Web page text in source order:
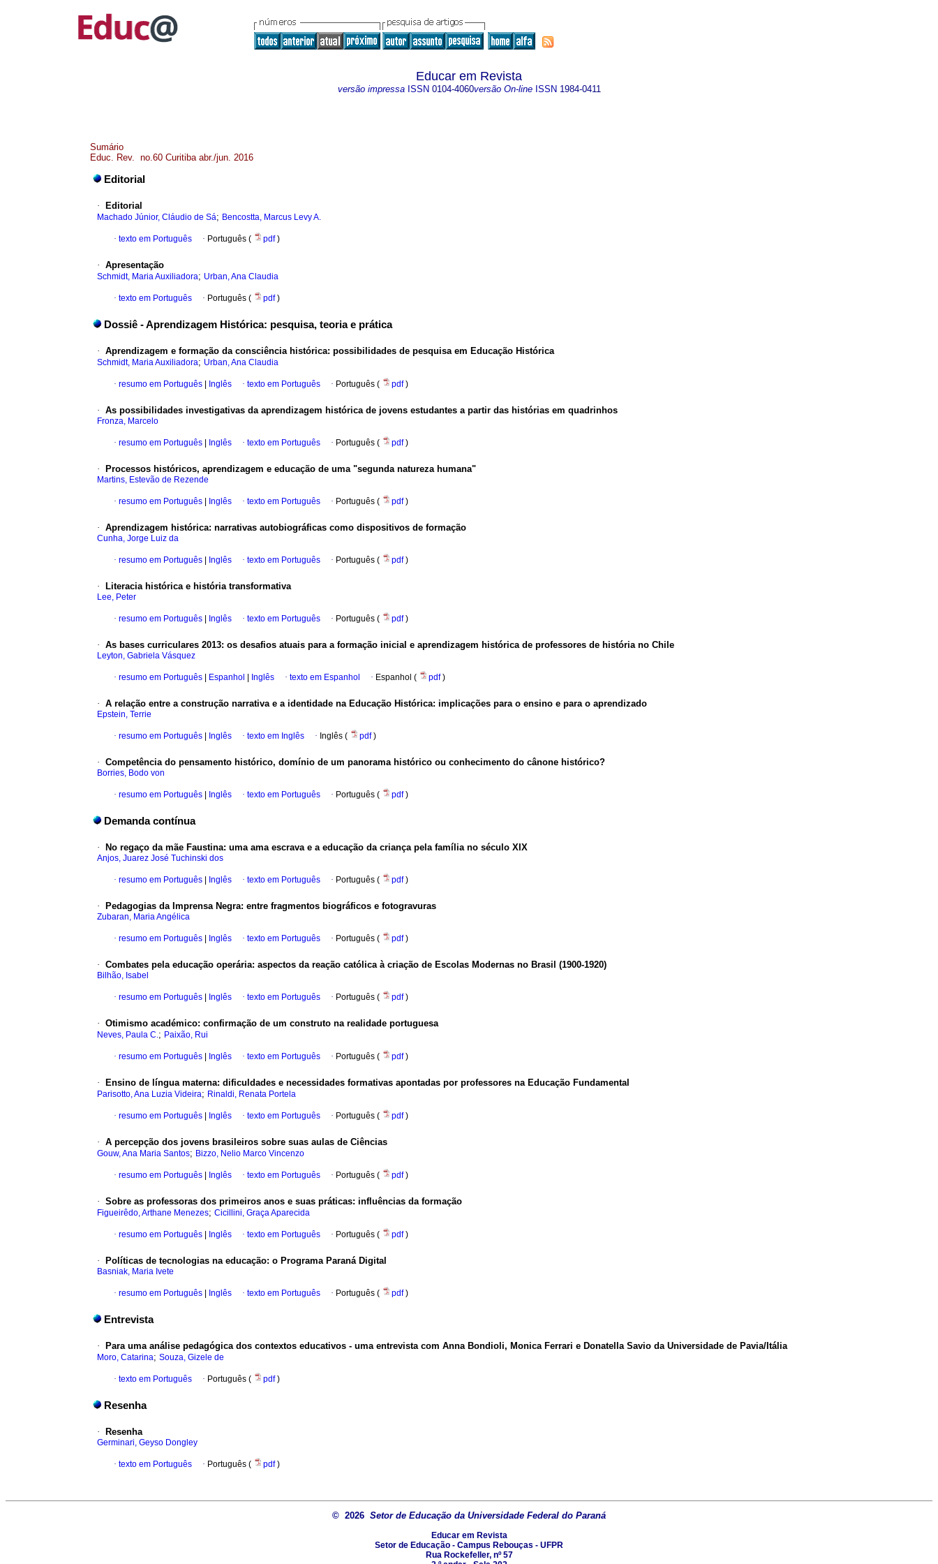
Educar em Revista
versão impressaISSN 0104-4060versão On-lineISSN 1984-0411
Sumário
Educ. Rev. no.60 Curitiba abr./jun. 2016
Editorial
· Editorial
Machado Júnior, Cláudio de Sá; Bencostta, Marcus Levy A.
· texto em Português · Português ( pdf)
· Apresentação
Schmidt, Maria Auxiliadora; Urban, Ana Claudia
· texto em Português · Português ( pdf)
Dossiê - Aprendizagem Histórica: pesquisa, teoria e prática
· Aprendizagem e formação da consciência histórica: possibilidades de pesquisa em Educação Histórica
Schmidt, Maria Auxiliadora; Urban, Ana Claudia
· resumo em Português Inglês · texto em Português · Português ( pdf)
· As possibilidades investigativas da aprendizagem histórica de jovens estudantes a partir das histórias em quadrinhos
Fronza, Marcelo
· resumo em Português Inglês · texto em Português · Português ( pdf)
· Processos históricos, aprendizagem e educação de uma "segunda natureza humana"
Martins, Estevão de Rezende
· resumo em Português Inglês · texto em Português · Português ( pdf)
· Aprendizagem histórica: narrativas autobiográficas como dispositivos de formação
Cunha, Jorge Luiz da
· resumo em Português Inglês · texto em Português · Português ( pdf)
· Literacia histórica e história transformativa
Lee, Peter
· resumo em Português Inglês · texto em Português · Português ( pdf)
· As bases curriculares 2013: os desafios atuais para a formação inicial e aprendizagem histórica de professores de história no Chile
Leyton, Gabriela Vásquez
· resumo em Português Espanhol Inglês · texto em Espanhol · Espanhol ( pdf)
· A relação entre a construção narrativa e a identidade na Educação Histórica: implicações para o ensino e para o aprendizado
Epstein, Terrie
· resumo em Português Inglês · texto em Inglês · Inglês ( pdf)
· Competência do pensamento histórico, domínio de um panorama histórico ou conhecimento do cânone histórico?
Borries, Bodo von
· resumo em Português Inglês · texto em Português · Português ( pdf)
Demanda contínua
· No regaço da mãe Faustina: uma ama escrava e a educação da criança pela família no século XIX
Anjos, Juarez José Tuchinski dos
· resumo em Português Inglês · texto em Português · Português ( pdf)
· Pedagogias da Imprensa Negra: entre fragmentos biográficos e fotogravuras
Zubaran, Maria Angélica
· resumo em Português Inglês · texto em Português · Português ( pdf)
· Combates pela educação operária: aspectos da reação católica à criação de Escolas Modernas no Brasil (1900-1920)
Bilhão, Isabel
· resumo em Português Inglês · texto em Português · Português ( pdf)
· Otimismo académico: confirmação de um construto na realidade portuguesa
Neves, Paula C.; Paixão, Rui
· resumo em Português Inglês · texto em Português · Português ( pdf)
· Ensino de língua materna: dificuldades e necessidades formativas apontadas por professores na Educação Fundamental
Parisotto, Ana Luzia Videira; Rinaldi, Renata Portela
· resumo em Português Inglês · texto em Português · Português ( pdf)
· A percepção dos jovens brasileiros sobre suas aulas de Ciências
Gouw, Ana Maria Santos; Bizzo, Nelio Marco Vincenzo
· resumo em Português Inglês · texto em Português · Português ( pdf)
· Sobre as professoras dos primeiros anos e suas práticas: influências da formação
Figueirêdo, Arthane Menezes; Cicillini, Graça Aparecida
· resumo em Português Inglês · texto em Português · Português ( pdf)
· Políticas de tecnologias na educação: o Programa Paraná Digital
Basniak, Maria Ivete
· resumo em Português Inglês · texto em Português · Português ( pdf)
Entrevista
· Para uma análise pedagógica dos contextos educativos - uma entrevista com Anna Bondioli, Monica Ferrari e Donatella Savio da Universidade de Pavia/Itália
Moro, Catarina; Souza, Gizele de
· texto em Português · Português ( pdf)
Resenha
· Resenha
Germinari, Geyso Dongley
· texto em Português · Português ( pdf)
© 2026 Setor de Educação da Universidade Federal do Paraná
Educar em Revista
Setor de Educação - Campus Rebouças - UFPR
Rua Rockefeller, nº 57